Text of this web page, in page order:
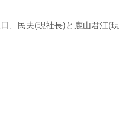
、民夫(現社長)と鹿山君江(